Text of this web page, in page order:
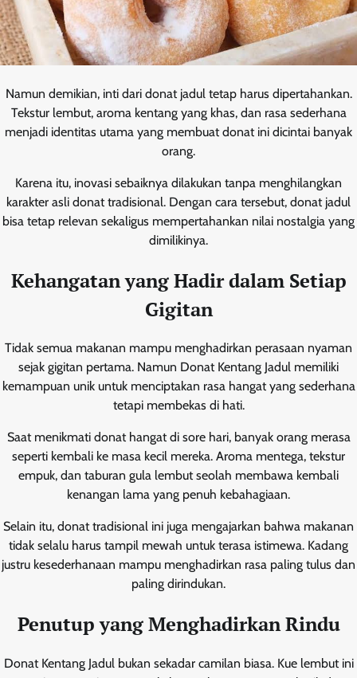
Namun demikian, inti dari donat jadul tetap harus dipertahankan.
Tekstur lembut, aroma kentang yang khas, dan rasa sederhana
menjadi identitas utama yang membuat donat ini dicintai banyak
orang.
Karena itu, inovasi sebaiknya dilakukan tanpa menghilangkan
karakter asli donat tradisional. Dengan cara tersebut, donat jadul
bisa tetap relevan sekaligus mempertahankan nilai nostalgia yang
dimilikinya.
Kehangatan yang Hadir dalam Setiap
Gigitan
Tidak semua makanan mampu menghadirkan perasaan nyaman
sejak gigitan pertama. Namun Donat Kentang Jadul memiliki
kemampuan unik untuk menciptakan rasa hangat yang sederhana
tetapi membekas di hati.
Saat menikmati donat hangat di sore hari, banyak orang merasa
seperti kembali ke masa kecil mereka. Aroma mentega, tekstur
empuk, dan taburan gula lembut seolah membawa kembali
kenangan lama yang penuh kebahagiaan.
Selain itu, donat tradisional ini juga mengajarkan bahwa makanan
tidak selalu harus tampil mewah untuk terasa istimewa. Kadang
justru kesederhanaan mampu menghadirkan rasa paling tulus dan
paling dirindukan.
Penutup yang Menghadirkan Rindu
Donat Kentang Jadul bukan sekadar camilan biasa. Kue lembut ini